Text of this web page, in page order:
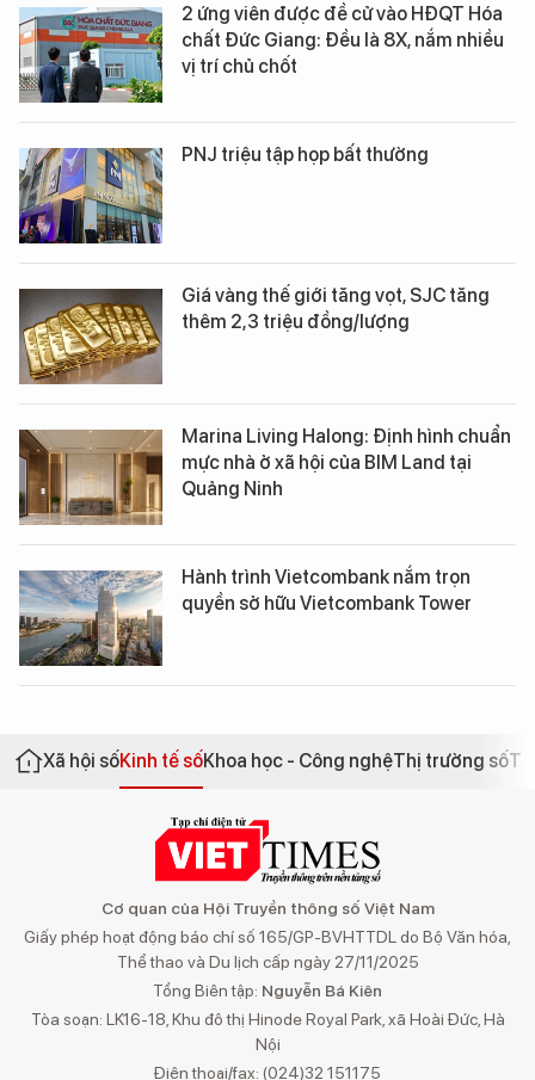
2 ứng viên được đề cử vào HĐQT Hóa
chất Đức Giang: Đều là 8X, nắm nhiều
vị trí chủ chốt
PNJ triệu tập họp bất thường
Giá vàng thế giới tăng vọt, SJC tăng
thêm 2,3 triệu đồng/lượng
Marina Living Halong: Định hình chuẩn
mực nhà ở xã hội của BIM Land tại
Quảng Ninh
Hành trình Vietcombank nắm trọn
quyền sở hữu Vietcombank Tower
Xã hội sốKinh tế sốKhoa học - Công nghệThị trường số
Cơ quan của Hội Truyền thông số Việt Nam
Giấy phép hoạt động báo chí số 165/GP-BVHTTDL do Bộ Văn hóa,
Thể thao và Du lịch cấp ngày 27/11/2025
Tổng Biên tập: Nguyễn Bá Kiên
Tòa soạn: LK16-18, Khu đô thị Hinode Royal Park, xã Hoài Đức, Hà
Nội
Điện thoại/fax: (024)32 151175